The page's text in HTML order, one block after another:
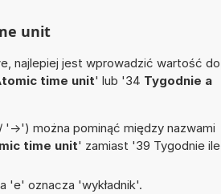
unit
najlepiej jest wprowadzić wartość do
time unit' lub '34 Tygodnie a
>') można pominąć między nazwami
time unit' zamiast '39 Tygodnie ile
'e' oznacza 'wykładnik'.